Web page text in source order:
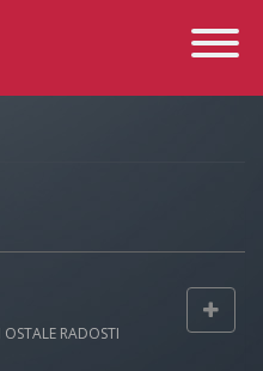
Toggle
OSTALE RADOSTI